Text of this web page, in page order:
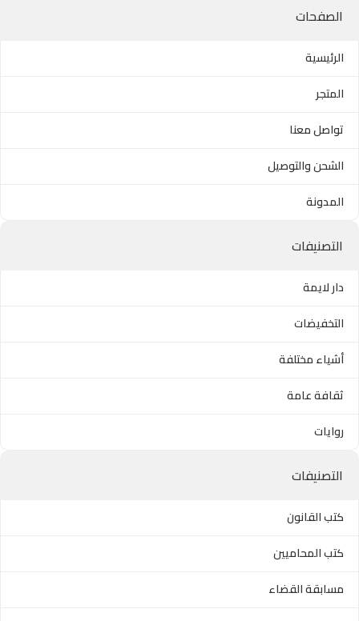
الصفحات
الرئيسية
المتجر
تواصل معنا
الشحن والتوصيل
المدونة
التصنيفات
دار لايمة
التخفيضات
أشياء مختلفة
ثقافة عامة
روايات
التصنيفات
كتب القانون
كتب المحاميين
مسابقة القضاء